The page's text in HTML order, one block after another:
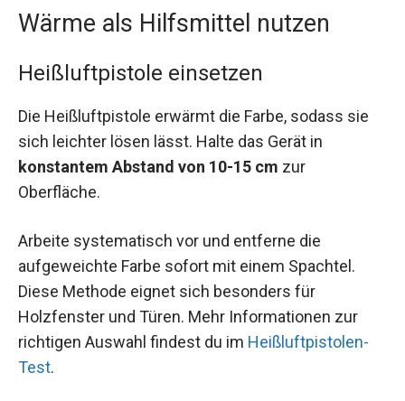
Wärme als Hilfsmittel nutzen
Heißluftpistole einsetzen
Die Heißluftpistole erwärmt die Farbe, sodass sie
sich leichter lösen lässt. Halte das Gerät in
konstantem Abstand von 10-15 cm zur
Oberfläche.
Arbeite systematisch vor und entferne die
aufgeweichte Farbe sofort mit einem Spachtel.
Diese Methode eignet sich besonders für
Holzfenster und Türen. Mehr Informationen zur
richtigen Auswahl findest du im Heißluftpistolen-
Test.